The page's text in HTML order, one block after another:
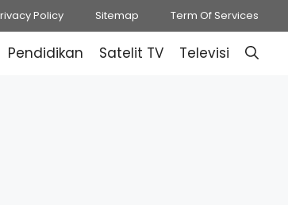
Policy Sitemap Term Of Services
Pendidikan Satelit TV Televisi